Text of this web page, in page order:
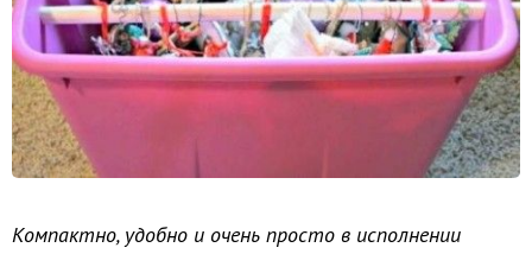
Компактно, удобно и очень просто в исполнении